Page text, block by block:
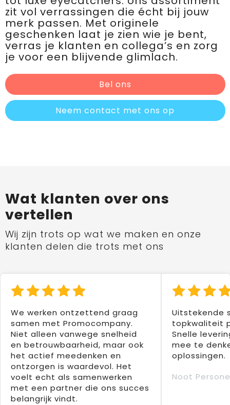
zit vol verrassingen die écht bij jouw
merk passen. Met originele
geschenken laat je zien wie je bent,
verras je klanten en collega’s en zorg
je voor een blijvende glimlach.
Bel ons
Neem contact met ons op
Wat klanten over ons
vertellen
Wij zijn trots op wat we maken en onze
klanten delen die trots met ons
We werken ontzettend graag
samen met Promocompany.
Niet alleen vanwege snelheid
en betrouwbaarheid, maar ook
het actief meedenken en
ontzorgen is waardevol. Het
voelt echt als samenwerken
met een partner die ons succes
belangrijk vindt.
Uitstekende
topkwaliteit
Snelle
mee te
oplossingen.
Noot